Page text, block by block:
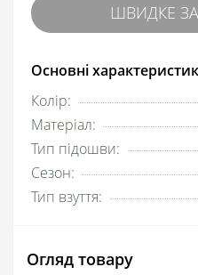
Основні
Колір:
Матеріал:
Тип підошви:
Сезон:
Тип взуття:
ШВИДКЕ
Огляд товару